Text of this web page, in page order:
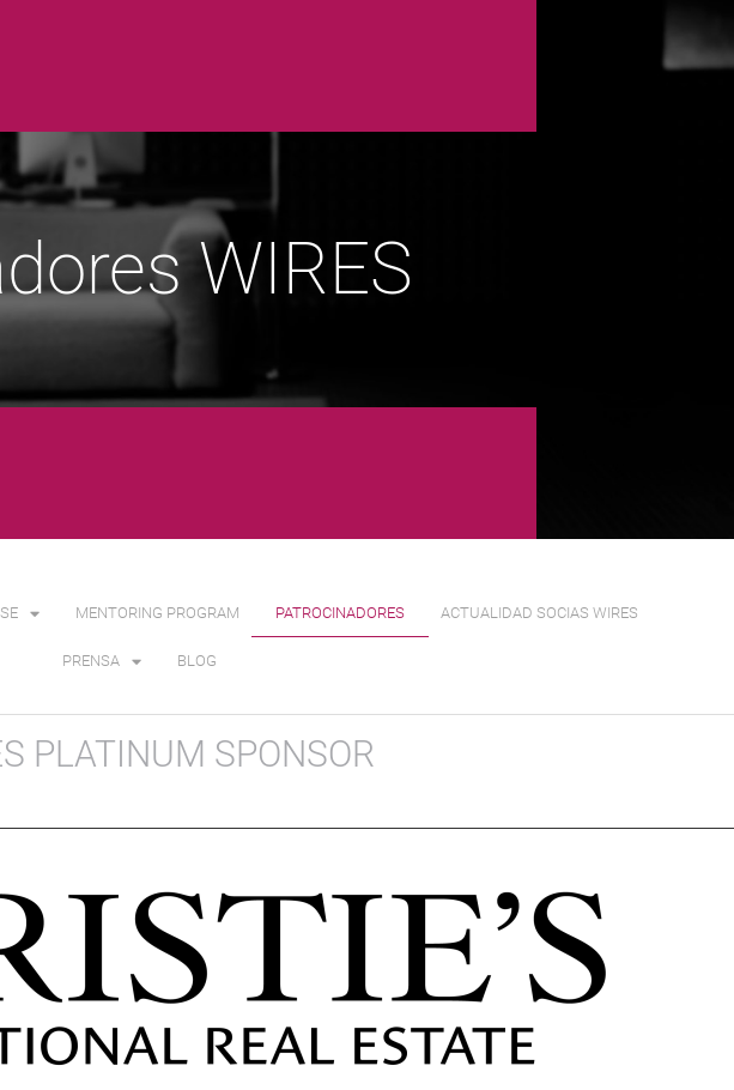
WIRES
MENTORING PROGRAM PATROCINADORES ACTUALIDAD SOCIAS WIRES
PRENSA BLOG
PLATINUM SPONSOR